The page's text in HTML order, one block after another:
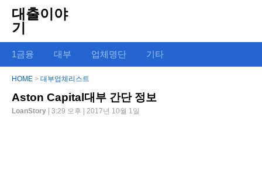
대출이야
기
1금융 대부 업체명단 기타
HOME > 대부업체리스트
Aston Capital대부 간단 정보
LoanStory | 3:29 오후 | 2017년 10월 1일